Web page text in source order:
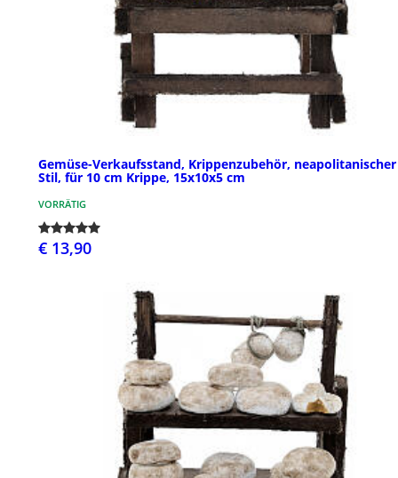
Gemüse-Verkaufsstand, Krippenzubehör, neapolitanischer
Stil, für 10 cm Krippe, 15x10x5 cm
VORRÄTIG
€ 13,90